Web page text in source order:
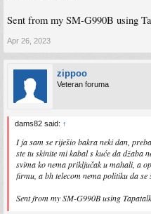
Sent from my SM-G990B using
Apr 26, 2023
zippoo
Veteran foruma
dams82 said: ↑
I ja sam se riješio bakra neki dan,
ste tu skinite mi kabal s kuće da džaba
svima ko nema priključak u mahali, a
firmu, a bh telecom nema politiku da se
Sent from my SM-G990B using Tapatalk